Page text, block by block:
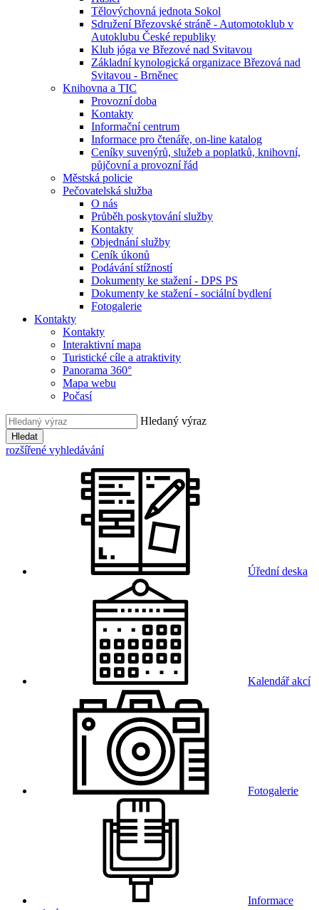
Tělovýchovná jednota Sokol
Sdružení Březovské stráně - Automotoklub v
Autoklubu České republiky
Klub jóga ve Březové nad Svitavou
Základní kynologická organizace Březová nad
Svitavou - Brněnec
Knihovna a TIC
Provozní doba
Kontakty
Informační centrum
Informace pro čtenáře, on-line katalog
Ceníky suvenýrů, služeb a poplatků, knihovní,
půjčovní a provozní řád
Městská policie
Pečovatelská služba
O nás
Průběh poskytování služby
Kontakty
Objednání služby
Ceník úkonů
Podávání stížností
Dokumenty ke stažení - DPS PS
Dokumenty ke stažení - sociální bydlení
Fotogalerie
Kontakty
Kontakty
Interaktivní mapa
Turistické cíle a atraktivity
Panorama 360°
Mapa webu
Počasí
Hledaný výraz
Hledat
rozšířené vyhledávání
Úřední deska
Kalendář akcí
Fotogalerie
Informace